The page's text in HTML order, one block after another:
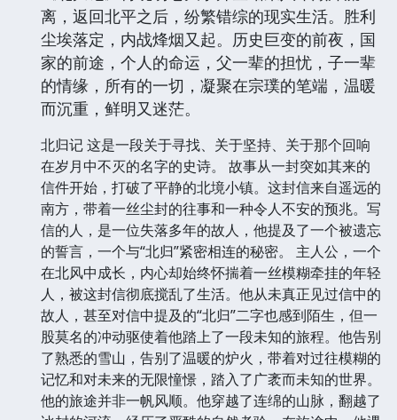
离，返回北平之后，纷繁错综的现实生活。胜利
尘埃落定，内战烽烟又起。历史巨变的前夜，国
家的前途，个人的命运，父一辈的担忧，子一辈
的情缘，所有的一切，凝聚在宗璞的笔端，温暖
而沉重，鲜明又迷茫。
北归记 这是一段关于寻找、关于坚持、关于那个回响
在岁月中不灭的名字的史诗。 故事从一封突如其来的
信件开始，打破了平静的北境小镇。这封信来自遥远的
南方，带着一丝尘封的往事和一种令人不安的预兆。写
信的人，是一位失落多年的故人，他提及了一个被遗忘
的誓言，一个与“北归”紧密相连的秘密。 主人公，一个
在北风中成长，内心却始终怀揣着一丝模糊牵挂的年轻
人，被这封信彻底搅乱了生活。他从未真正见过信中的
故人，甚至对信中提及的“北归”二字也感到陌生，但一
股莫名的冲动驱使着他踏上了一段未知的旅程。他告别
了熟悉的雪山，告别了温暖的炉火，带着对过往模糊的
记忆和对未来的无限憧憬，踏入了广袤而未知的世界。
他的旅途并非一帆风顺。他穿越了连绵的山脉，翻越了